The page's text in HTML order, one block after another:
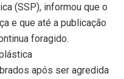
(SSP), informou que o
e que até a publicação
foragido.
após ser agredida